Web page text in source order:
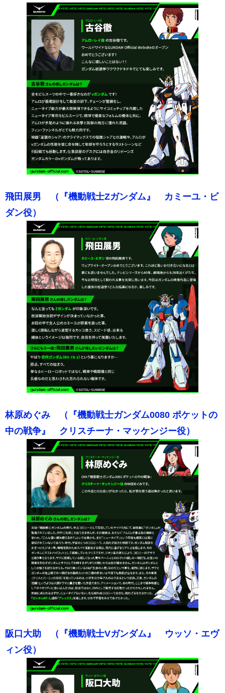
飛田展男 （『機動戦士Ζガンダム』 カミーユ・ビ
ダン役）
林原めぐみ （『機動戦士ガンダム0080 ポケットの
中の戦争』 クリスチーナ・マッケンジー役）
阪口大助 （『機動戦士Vガンダム』 ウッソ・エヴ
ィン役）